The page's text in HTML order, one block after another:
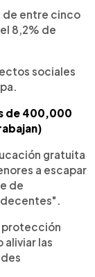
de entre cinco
8,2% de
sociales
de 400,000
gratuita
a escapar
de
protección
aliviar las